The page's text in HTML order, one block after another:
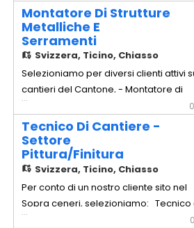
a tempo indeterminato di un Project
Manager Edile esperto nella gestione
commesse civili e commerciali chiavi in
mano. Principali mansioni: -
Coordinamento integrale delle
Montatore Di Strutture
Metalliche E
Serramenti
Svizzera, Ticino, Chiasso
Selezioniamo per diversi clienti attivi
cantieri del Cantone, - Montatore di
Strutture Metalliche e Serramenti
Principali mansioni: - Posa e
in cantiere di carpenteria pesante e
leggera (parapetti, scale antincendio,
tettoie). - Installazione di facciate
continue in alluminio/vetro e
...
Tecnico Di Cantiere -
Settore
Pittura/Finitura
Svizzera, Ticino, Chiasso
Per conto di un nostro cliente sito nel
Sopra ceneri, selezioniamo: Tecnico
Cantiere - Settore Pittura/Finitura
...